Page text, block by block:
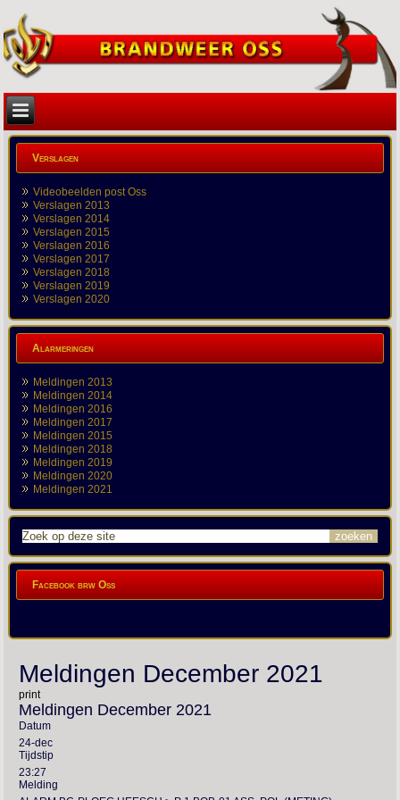
Verslagen
Videobeelden post Oss
Verslagen 2013
Verslagen 2014
Verslagen 2015
Verslagen 2016
Verslagen 2017
Verslagen 2018
Verslagen 2019
Verslagen 2020
Alarmeringen
Meldingen 2013
Meldingen 2014
Meldingen 2016
Meldingen 2017
Meldingen 2015
Meldingen 2018
Meldingen 2019
Meldingen 2020
Meldingen 2021
Facebook brw Oss
Meldingen December 2021
print
Meldingen December 2021
Datum
24-dec
Tijdstip
23:27
Melding